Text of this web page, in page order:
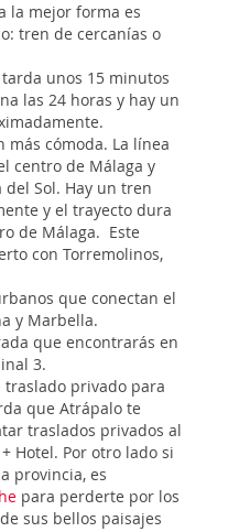
la mejor forma es
tren de cercanías o
unos 15 minutos
las 24 horas y hay un
más cómoda. La línea
centro de Málaga y
Sol. Hay un tren
y el trayecto dura
de Málaga. Este
con Torremolinos,
que conectan el
y Marbella.
que encontrarás en
3.
privado para
que Atrápalo te
traslados privados al
Hotel. Por otro lado si
provincia, es
para perderte por los
sus bellos paisajes